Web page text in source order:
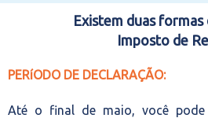
Existem duas formas
Imposto de
PERíODO DE DECLARAÇÃO:
Até o final de maio, você